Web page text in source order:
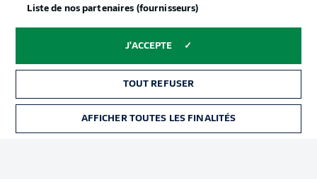
services
Mentions Légales Gérer mes préférences
Liste de nos partenaires (fournisseurs)
J'ACCEPTE
TOUT REFUSER
AFFICHER TOUTES LES FINALITÉS